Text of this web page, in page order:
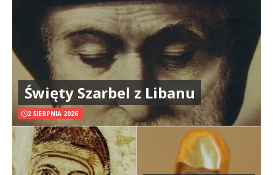
Święty Szarbel z Libanu
2 SIERPNIA 2026